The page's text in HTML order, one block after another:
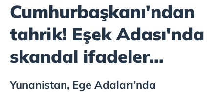
Cumhurbaşkanı'ndan
tahrik! Eşek Adası'nda
skandal ifadeler...
Yunanistan, Ege Adaları’nda